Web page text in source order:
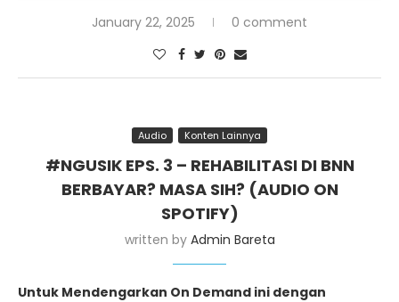
January 22, 2025 0 comment
Audio Konten Lainnya
#NGUSIK EPS. 3 – REHABILITASI DI BNN
BERBAYAR? MASA SIH? (AUDIO ON
SPOTIFY)
written by Admin Bareta
Untuk Mendengarkan On Demand ini dengan